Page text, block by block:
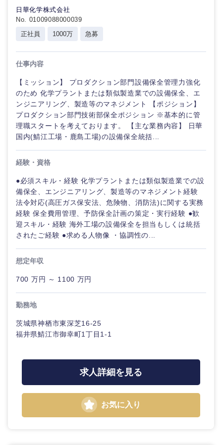
日華化学株式会社
No. 01009088000039
正社員
1000万 急募
仕事内容
【ミッション】 プロダクション部門設備保全管理力強化
のため 化学プラントまたは類似製造業での設備保全、エ
ンジニアリング、製造等のマネジメント 【ポジション】
プロダクション部門技術部保全ポジション ※基本的に管
理職スタートを考えております。 【主な業務内容】 日華
国内(鯖江工場・鹿島工場)の設備保全統括...
経験・資格
●必須スキル・経験 化学プラントまたは類似製造業での設
備保全、エンジニアリング、製造等のマネジメント経験
法令対応(高圧ガス保安法、危険物、消防法)に関する実務
経験 保全費用管理、予防保全計画の策定・実行経験 ●歓
迎スキル・経験 海外工場の設備保全を担当もしくは統括
されたご経験 ●求める人物像 ・協調性の...
想定年収
700 万円 ～ 1100 万円
勤務地
茨城県神栖市東深芝16-25
福井県鯖江市御幸町1丁目1-1
求人詳細を見る
お気に入り